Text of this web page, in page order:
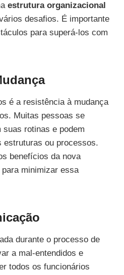
estrutura organizacional
desafios. É importante
para superá-los com
é a resistência à mudança
Muitas pessoas se
rotinas e podem
estruturas ou processos.
benefícios da nova
minimizar essa
durante o processo de
a mal-entendidos e
todos os funcionários